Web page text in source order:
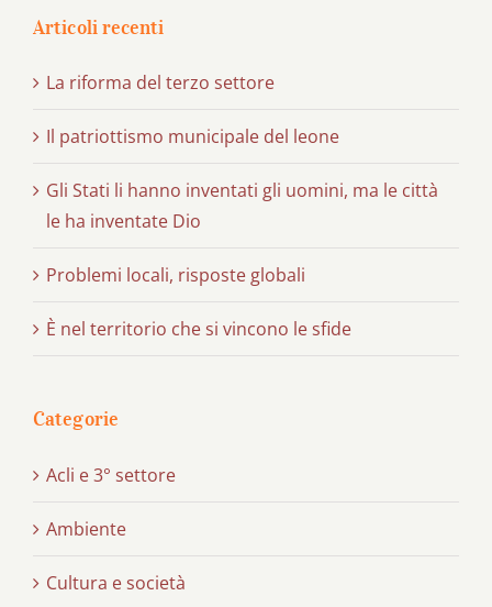
Articoli recenti
La riforma del terzo settore
Il patriottismo municipale del leone
Gli Stati li hanno inventati gli uomini, ma le città
le ha inventate Dio
Problemi locali, risposte globali
È nel territorio che si vincono le sfide
Categorie
Acli e 3° settore
Ambiente
Cultura e società